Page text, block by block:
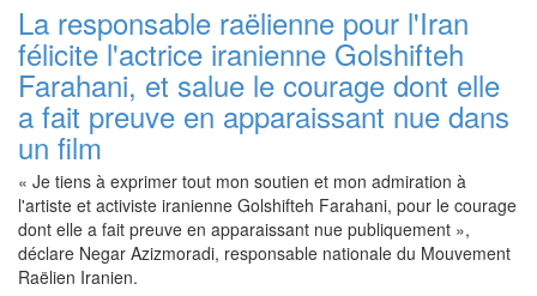
La responsable raëlienne pour l'Iran
félicite l'actrice iranienne Golshifteh
Farahani, et salue le courage dont elle
a fait preuve en apparaissant nue dans
un film
« Je tiens à exprimer tout mon soutien et mon admiration à
l'artiste et activiste iranienne Golshifteh Farahani, pour le courage
dont elle a fait preuve en apparaissant nue publiquement »,
déclare Negar Azizmoradi, responsable nationale du Mouvement
Raëlien Iranien.